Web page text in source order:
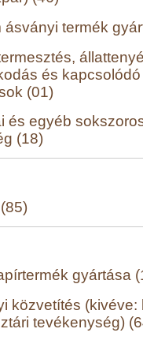
ásványi termék
és kapcsolódó
(01)
és egyéb
(18)
gyártása
közvetítés (kivéve:
tevékenység)